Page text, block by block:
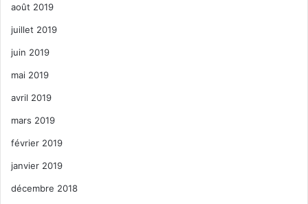
août 2019
juillet 2019
juin 2019
mai 2019
avril 2019
mars 2019
février 2019
janvier 2019
décembre 2018